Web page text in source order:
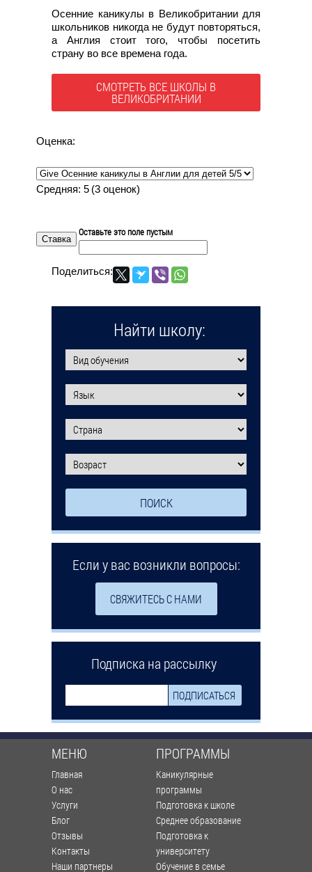
Осенние каникулы в Великобритании для
школьников никогда не будут повторяться,
а Англия стоит того, чтобы посетить
страну во все времена года.
СМОТРЕТЬ ВСЕ ШКОЛЫ В
ВЕЛИКОБРИТАНИИ
Оценка:
Средняя: 5 (3 оценок)
Оставьте это поле пустым
Поделиться:
Найти школу:
Если у вас возникли вопросы:
СВЯЖИТЕСЬ С НАМИ
Подписка на рассылку
МЕНЮ
Главная
О нас
Услуги
Блог
Отзывы
Контакты
Наши партнеры
ПРОГРАММЫ
Каникулярные
программы
Подготовка к школе
Среднее образование
Подготовка к
университету
Обучение в семье